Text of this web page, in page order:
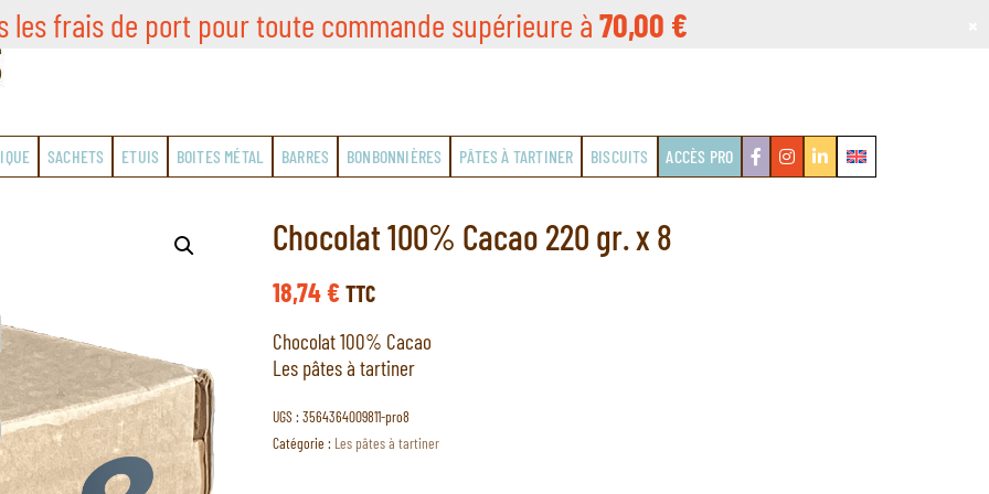
SACHETS ETUIS BOITES MÉTAL BARRES BONBONNIÈRES PÂTES À TARTINER BISCUITS ACCÈS PRO
Chocolat 100% Cacao 220 gr. x 8
18,74€ TTC
Chocolat 100% Cacao
Les pâtes à tartiner
UGS : 3564364009811-pro8
Catégorie : Les pâtes à tartiner
les frais de port pour toute commande supérieure à70,00 €